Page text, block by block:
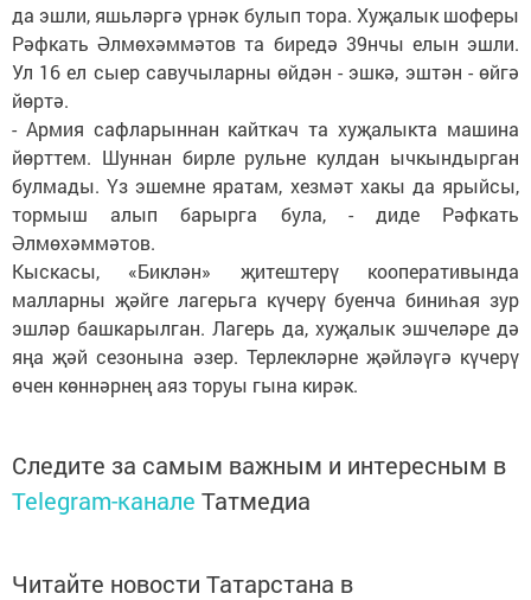
да эшли, яшьләргә үрнәк булып тора. Хуҗалык шоферы
Рәфкать Әлмөхәммәтов та биредә 39нчы елын эшли.
Ул 16 ел сыер савучыларны өйдән - эшкә, эштән - өйгә
йөртә.
- Армия сафларыннан кайткач та хуҗалыкта машина
йөрттем. Шуннан бирле рульне кулдан ычкындырган
булмады. Үз эшемне яратам, хезмәт хакы да ярыйсы,
тормыш алып барырга була, - диде Рәфкать
Әлмөхәммәтов.
Кыскасы, «Биклән» җитештерү кооперативында
малларны җәйге лагерьга күчерү буенча биниһая зур
эшләр башкарылган. Лагерь да, хуҗалык эшчеләре дә
яңа җәй сезонына әзер. Терлекләрне җәйләүгә күчерү
өчен көннәрнең аяз торуы гына кирәк.
Следите за самым важным и интересным в
Telegram-канале Татмедиа
Читайте новости Татарстана в